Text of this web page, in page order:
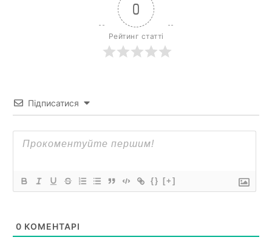
0
Рейтинг статті
Підписатися
{} [+]
0 КОМЕНТАРІ